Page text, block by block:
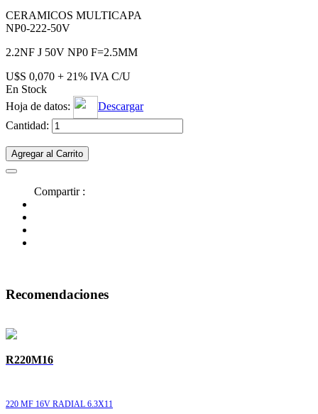
CERAMICOS MULTICAPA
NP0-222-50V
2.2NF J 50V NP0 F=2.5MM
U$S 0,070 + 21% IVA C/U
En Stock
Hoja de datos:
Descargar
Cantidad:
Agregar al Carrito
Compartir :
Recomendaciones
R220M16
220 MF 16V RADIAL 6.3X11